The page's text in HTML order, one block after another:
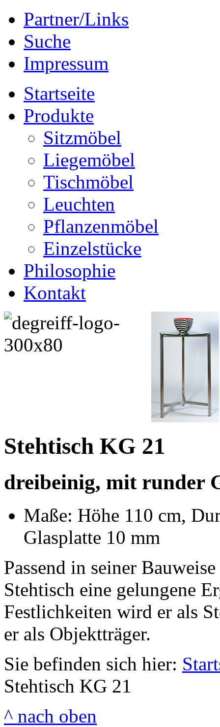
Partner/Links
Suche
Impressum
Startseite
Produkte
Sitzmöbel
Liegemöbel
Tischmöbel
Leuchten
Pflanzenmöbel
Einzelstücke
Philosophie
Kontakt
Stehtisch KG 21
dreibeinig, mit runder
Maße: Höhe 110 cm,
Glasplatte 10 mm
Passend in seiner
Stehtisch eine gelungene
Festlichkeiten wird er als
er als Objektträger.
Sie befinden sich hier:
Stehtisch KG 21
^ nach oben